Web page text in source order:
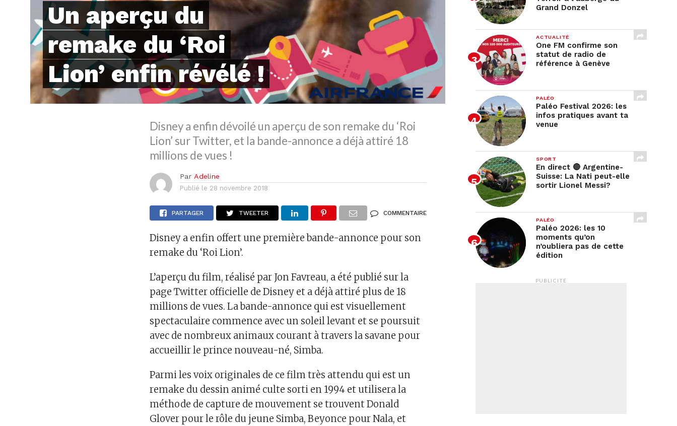
Un aperçu du
remake du ‘Roi
Lion’ enfin révélé !
Disney a enfin dévoilé un aperçu de son remake du ‘Roi
Lion’ sur Twitter, et la bande-annonce a déjà attiré 18
millions de vues !
Par Adeline
Publié le 28 novembre 2018
PARTAGER TWEETER COMMENTAIRE
Disney a enfin offert une première bande-annonce pour son
remake du ‘Roi Lion’.
L’aperçu du film, réalisé par Jon Favreau, a été publié sur la
page Twitter officielle de Disney et a déjà attiré plus de 18
millions de vues. La bande-annonce qui est visuellement
spectaculaire commence avec un soleil levant et se poursuit
avec de nombreux animaux courant à travers la savane pour
accueillir le prince nouveau-né, Simba.
Parmi les voix originales de ce film très attendu qui est un
remake du dessin animé culte sorti en 1994 et utilisera la
méthode de capture de mouvement se trouvent Donald
Glover pour le rôle du jeune Simba, Beyonce pour Nala, et
Grand Donzel
ACTUALITÉ
One FM confirme son
statut de radio de
référence à Genève
PALÉO
Paléo Festival 2026: les
infos pratiques avant ta
venue
SPORT
En direct 🔴 Argentine-
Suisse: La Nati peut-elle
sortir Lionel Messi?
PALÉO
Paléo 2026: les 10
moments qu’on
n’oubliera pas de cette
édition
PUBLICITÉ